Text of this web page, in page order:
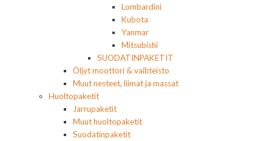
Lombardini
Kubota
Yanmar
Mitsubishi
SUODATINPAKETIT
Öljyt moottori & vaihteisto
Muut nesteet, liimat ja massat
Huoltopaketit
Jarrupaketit
Muut huoltopaketit
Suodatinpaketit